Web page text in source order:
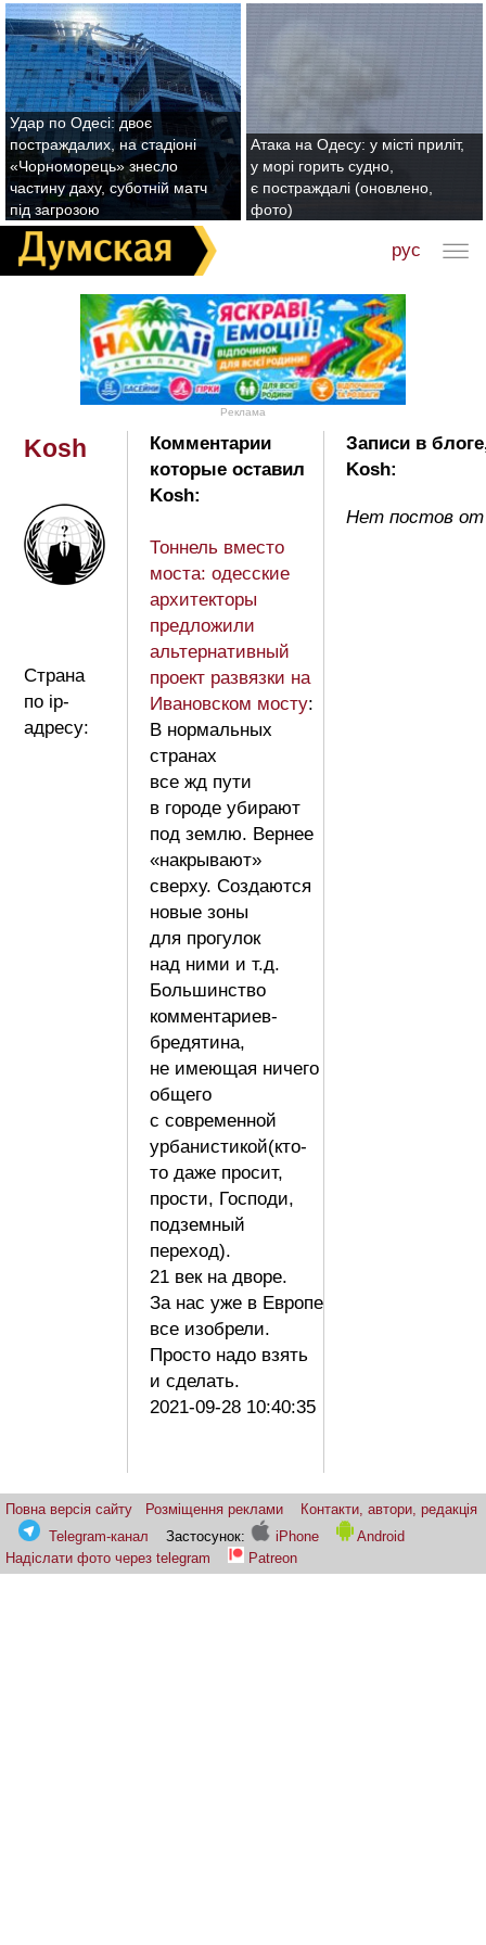
Удар по Одесі: двоє
постраждалих, на стадіоні
«Чорноморець» знесло
частину даху, суботній матч
під загрозою
Атака на Одесу: у місті приліт,
у морі горить судно,
є постраждалі (оновлено,
фото)
рус
Реклама
Kosh
Страна
по ip-
адресу:
Комментарии
которые оставил
Kosh:
Тоннель вместо
моста: одесские
архитекторы
предложили
альтернативный
проект развязки на
Ивановском мосту:
В нормальных
странах
все жд пути
в городе убирают
под землю. Вернее
«накрывают»
сверху. Создаются
новые зоны
для прогулок
над ними и т.д.
Большинство
комментариев-
бредятина,
не имеющая ничего
общего
с современной
урбанистикой(кто-
то даже просит,
прости, Господи,
подземный
переход).
21 век на дворе.
За нас уже в Европе
все изобрели.
Просто надо взять
и сделать.
2021-09-28 10:40:35
Записи в
Kosh:
Нет постов от
Повна версія сайту Розміщення реклами
Контакти, автори, редакція
Telegram-канал
Застосунок: iPhone
Android
Надіслати фото через telegram
Patreon